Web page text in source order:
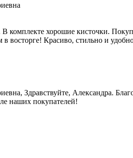
комплекте хорошие кисточки.
в восторге! Красиво, стильно и
Здравствуйте, Александра.
наших покупателей!